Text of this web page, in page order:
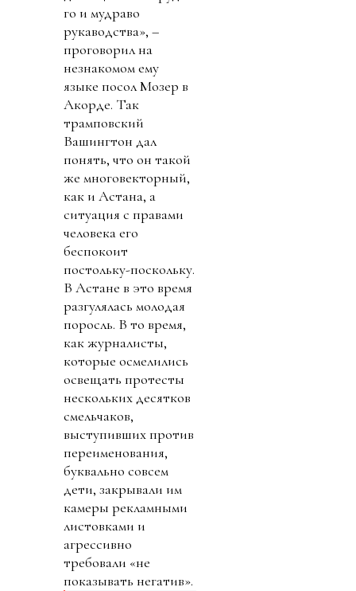
го и мудраво
рукаводства», –
проговорил на
незнакомом ему
языке посол Мозер в
Акорде. Так
трамповский
Вашингтон дал
понять, что он такой
же многовекторный,
как и Астана, а
ситуация с правами
человека его
беспокоит
постольку-поскольку.
В Астане в это время
разгулялась молодая
поросль. В то время,
как журналисты,
которые осмелились
освещать протесты
нескольких десятков
смельчаков,
выступивших против
переименования,
буквально совсем
дети, закрывали им
камеры рекламными
листовками и
агрессивно
требовали «не
показывать негатив».